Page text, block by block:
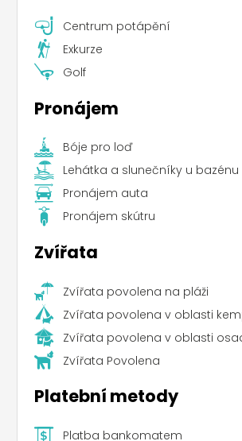
Centrum potápění
Exkurze
Golf
Pronájem
Bóje pro loď
Lehátka a slunečníky u bazénu
Pronájem auta
Pronájem skútru
Zvířata
Zvířata povolena na pláži
Zvířata povolena v oblasti
Zvířata povolena v oblasti
Zvířata Povolena
Platební metody
Platba bankomatem